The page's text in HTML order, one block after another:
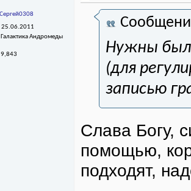
25.06.2011
Галактика Андромеды
9,843
Нужны
(для
записью
Слава Богу,
помощью,
подходят,